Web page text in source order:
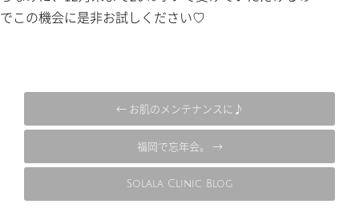
でこの機会に是非お試しください♡
← お肌のメンテナンスに♪
Solala Clinic Blog
福岡で忘年会。 →